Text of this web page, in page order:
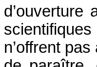
n’offrent